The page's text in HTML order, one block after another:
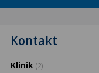
Kontakt
Klinik (2)